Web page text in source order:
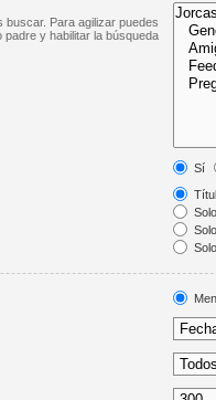
Para agilizar puedes
y habilitar la búsqueda
Sí